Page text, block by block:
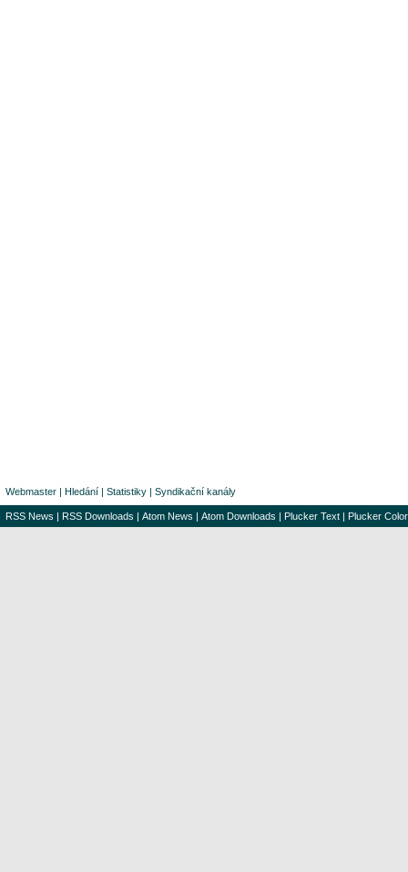
Webmaster | Hledání | Statistiky | Syndikační kanály
RSS News | RSS Downloads | Atom News | Atom Downloads | Plucker Text | Plucker Color